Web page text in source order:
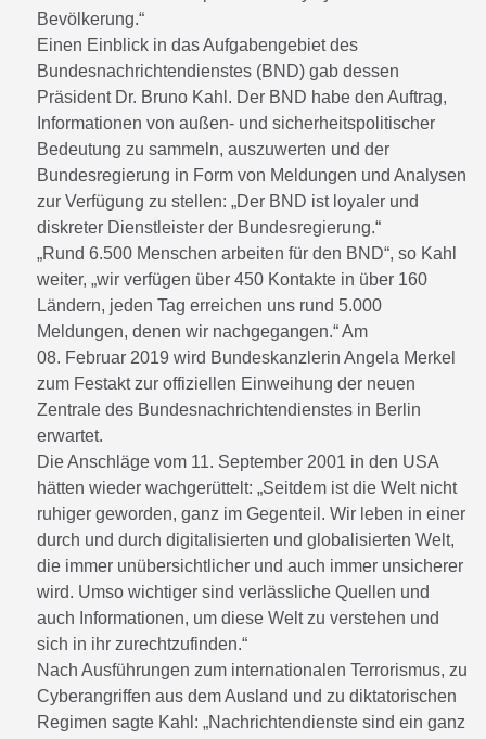
Bevölkerung.“
Einen Einblick in das Aufgabengebiet des
Bundesnachrichtendienstes (BND) gab dessen
Präsident Dr. Bruno Kahl. Der BND habe den Auftrag,
Informationen von außen- und sicherheitspolitischer
Bedeutung zu sammeln, auszuwerten und der
Bundesregierung in Form von Meldungen und Analysen
zur Verfügung zu stellen: „Der BND ist loyaler und
diskreter Dienstleister der Bundesregierung.“
„Rund 6.500 Menschen arbeiten für den BND“, so Kahl
weiter, „wir verfügen über 450 Kontakte in über 160
Ländern, jeden Tag erreichen uns rund 5.000
Meldungen, denen wir nachgegangen.“ Am
08. Februar 2019 wird Bundeskanzlerin Angela Merkel
zum Festakt zur offiziellen Einweihung der neuen
Zentrale des Bundesnachrichtendienstes in Berlin
erwartet.
Die Anschläge vom 11. September 2001 in den USA
hätten wieder wachgerüttelt: „Seitdem ist die Welt nicht
ruhiger geworden, ganz im Gegenteil. Wir leben in einer
durch und durch digitalisierten und globalisierten Welt,
die immer unübersichtlicher und auch immer unsicherer
wird. Umso wichtiger sind verlässliche Quellen und
auch Informationen, um diese Welt zu verstehen und
sich in ihr zurechtzufinden.“
Nach Ausführungen zum internationalen Terrorismus, zu
Cyberangriffen aus dem Ausland und zu diktatorischen
Regimen sagte Kahl: „Nachrichtendienste sind ein ganz